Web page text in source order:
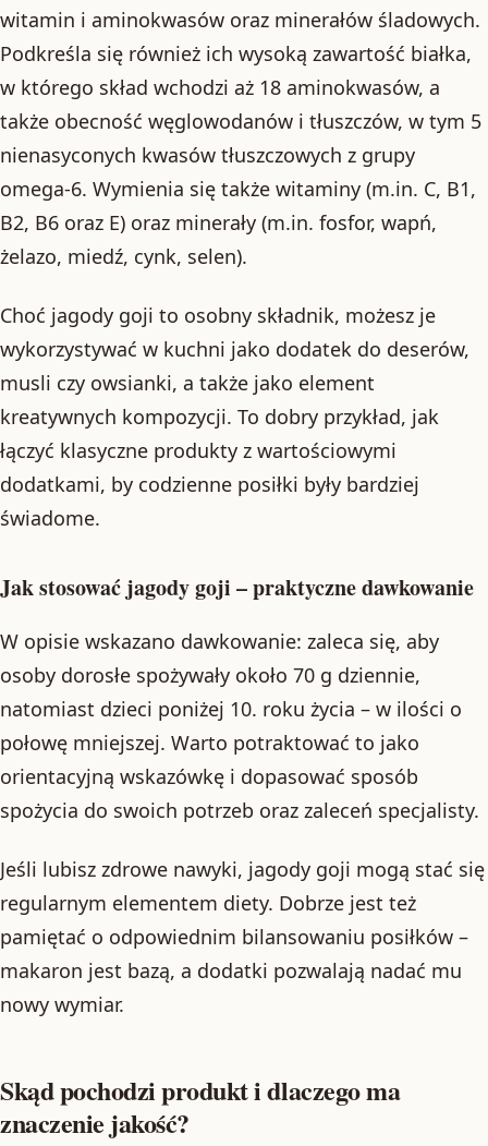
witamin i aminokwasów oraz minerałów śladowych.
Podkreśla się również ich wysoką zawartość białka,
w którego skład wchodzi aż 18 aminokwasów, a
także obecność węglowodanów i tłuszczów, w tym 5
nienasyconych kwasów tłuszczowych z grupy
omega-6. Wymienia się także witaminy (m.in. C, B1,
B2, B6 oraz E) oraz minerały (m.in. fosfor, wapń,
żelazo, miedź, cynk, selen).
Choć jagody goji to osobny składnik, możesz je
wykorzystywać w kuchni jako dodatek do deserów,
musli czy owsianki, a także jako element
kreatywnych kompozycji. To dobry przykład, jak
łączyć klasyczne produkty z wartościowymi
dodatkami, by codzienne posiłki były bardziej
świadome.
Jak stosować jagody goji – praktyczne dawkowanie
W opisie wskazano dawkowanie: zaleca się, aby
osoby dorosłe spożywały około 70 g dziennie,
natomiast dzieci poniżej 10. roku życia – w ilości o
połowę mniejszej. Warto potraktować to jako
orientacyjną wskazówkę i dopasować sposób
spożycia do swoich potrzeb oraz zaleceń specjalisty.
Jeśli lubisz zdrowe nawyki, jagody goji mogą stać się
regularnym elementem diety. Dobrze jest też
pamiętać o odpowiednim bilansowaniu posiłków –
makaron jest bazą, a dodatki pozwalają nadać mu
nowy wymiar.
Skąd pochodzi produkt i dlaczego ma
znaczenie jakość?